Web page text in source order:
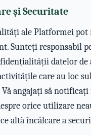
și Securitate
ale Platformei pot
Sunteți responsabil
datelor de
care au loc
Vă angajați să
orice utilizare
altă încălcare a